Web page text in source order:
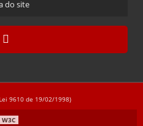
do site
9610 de 19/02/1998)
W3C